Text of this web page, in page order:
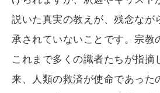
説いた真実の教えが、残念なが
承されていないことです。宗教
これまで多くの識者たちが指摘
来、人類の救済が使命であった